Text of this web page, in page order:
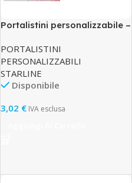
Portalistini personalizzabile –
trasparente – Starline
PORTALISTINI
PERSONALIZZABILI
STARLINE
Disponibile
3,02 €IVA esclusa